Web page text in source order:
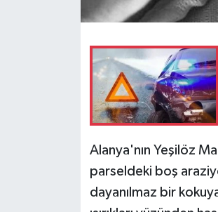
Alanya'nın Yeşilöz
parseldeki boş
dayanılmaz bir